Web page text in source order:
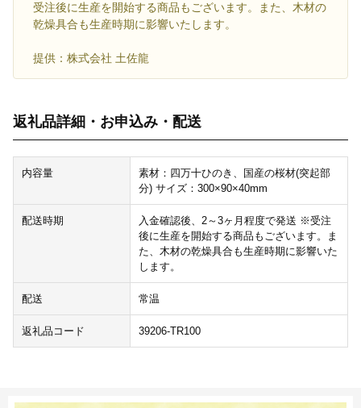
受注後に生産を開始する商品もございます。また、木材の
乾燥具合も生産時期に影響いたします。
提供：株式会社 土佐龍
返礼品詳細・お申込み・配送
内容量
素材：四万十ひのき、国産の桜材(突起部
分) サイズ：300×90×40mm
配送時期
入金確認後、2～3ヶ月程度で発送 ※受注
後に生産を開始する商品もございます。ま
た、木材の乾燥具合も生産時期に影響いた
します。
配送 常温
返礼品コード 39206-TR100